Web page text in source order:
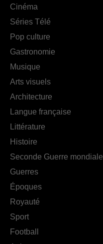
Cinéma
Séries Télé
Pop culture
Gastronomie
Musique
Arts visuels
Architecture
Langue française
Littérature
Histoire
Seconde Guerre mondiale
Guerres
Époques
Royauté
Sport
Football